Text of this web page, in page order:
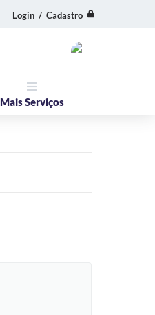
Login / Cadastro
Mais Serviços